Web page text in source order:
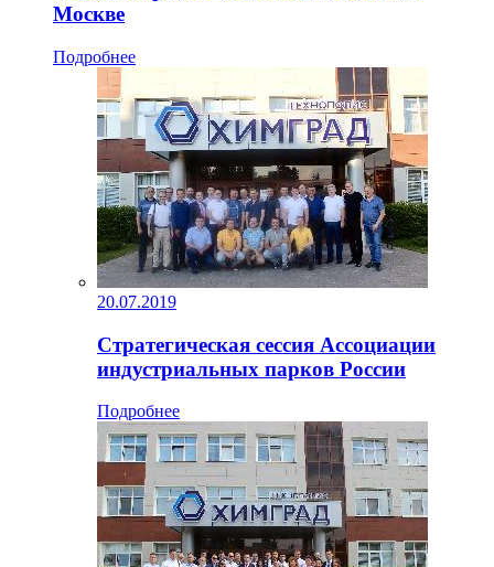
Москве
Подробнее
20.07.2019
Стратегическая сессия Ассоциации
индустриальных парков России
Подробнее